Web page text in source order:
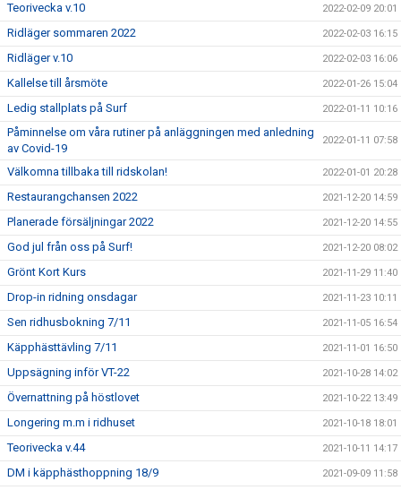
Teorivecka v.10 2022-02-09 20:01
Ridläger sommaren 2022 2022-02-03 16:15
Ridläger v.10 2022-02-03 16:06
Kallelse till årsmöte 2022-01-26 15:04
Ledig stallplats på Surf 2022-01-11 10:16
Påminnelse om våra rutiner på anläggningen med anledning
av Covid-19
2022-01-11 07:58
Välkomna tillbaka till ridskolan! 2022-01-01 20:28
Restaurangchansen 2022 2021-12-20 14:59
Planerade försäljningar 2022 2021-12-20 14:55
God jul från oss på Surf! 2021-12-20 08:02
Grönt Kort Kurs 2021-11-29 11:40
Drop-in ridning onsdagar 2021-11-23 10:11
Sen ridhusbokning 7/11 2021-11-05 16:54
Käpphästtävling 7/11 2021-11-01 16:50
Uppsägning inför VT-22 2021-10-28 14:02
Övernattning på höstlovet 2021-10-22 13:49
Longering m.m i ridhuset 2021-10-18 18:01
Teorivecka v.44 2021-10-11 14:17
DM i käpphästhoppning 18/9 2021-09-09 11:58